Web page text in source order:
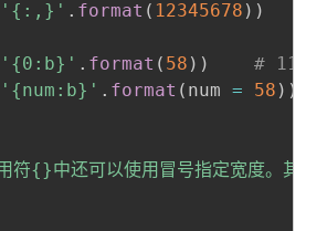
'{:,}' . format ( 12345678 ) )
'{0:b}' . format ( 58 ) )
#
'{num:b}' . format ( num = 58 ) )
符{}中还可以使用冒号指定宽度。其中